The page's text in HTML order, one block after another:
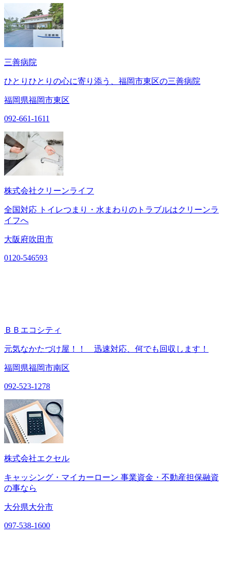
三善病院
ひとりひとりの心に寄り添う、福岡市東区の三善病院
福岡県福岡市東区
092-661-1611
株式会社クリーンライフ
全国対応 トイレつまり・水まわりのトラブルはクリーンラ
イフへ
大阪府吹田市
0120-546593
ＢＢエコシティ
元気なかたづけ屋！！ 迅速対応、何でも回収します！
福岡県福岡市南区
092-523-1278
株式会社エクセル
キャッシング・マイカーローン 事業資金・不動産担保融資
の事なら
大分県大分市
097-538-1600